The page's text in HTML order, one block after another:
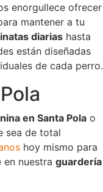
enorgullece ofrecer
mantener a tu
diarias hasta
están diseñadas
de cada perro.
en Santa Pola o
sea de total
hoy mismo para
en nuestra guardería